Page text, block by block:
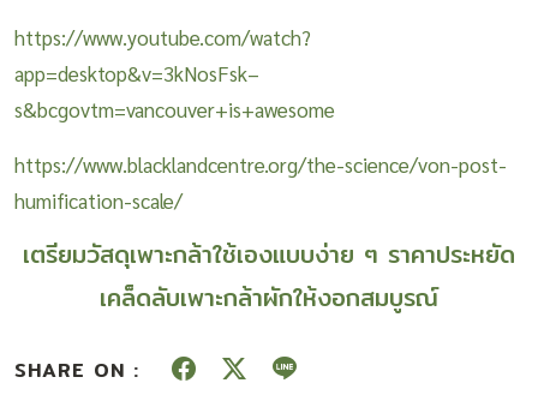
https://www.youtube.com/watch?
app=desktop&v=3kNosFsk–
s&bcgovtm=vancouver+is+awesome
https://www.blacklandcentre.org/the-science/von-post-
humification-scale/
เตรียมวัสดุเพาะกล้าใช้เองแบบง่าย ๆ ราคาประหยัด
เคล็ดลับเพาะกล้าผักให้งอกสมบูรณ์
SHARE ON :